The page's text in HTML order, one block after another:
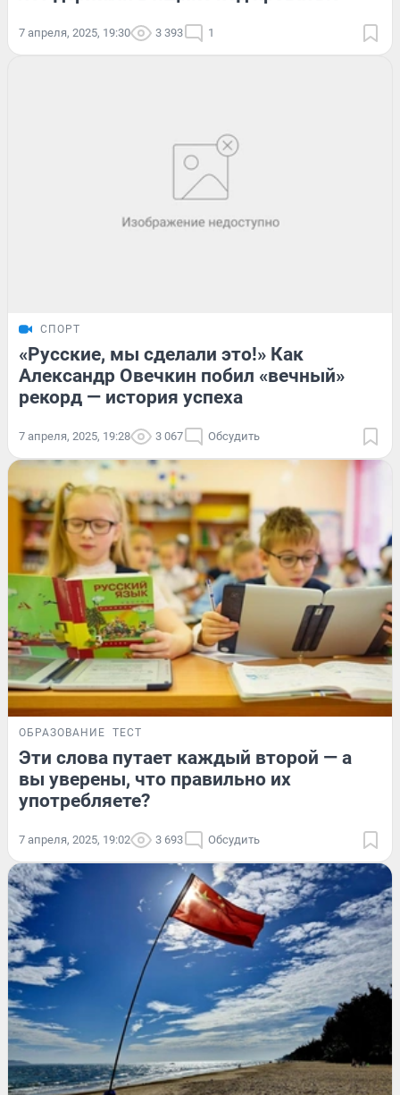
7 апреля, 2025, 19:30 3 393 1
СПОРТ
«Русские, мы сделали это!» Как
Александр Овечкин побил «вечный»
рекорд — история успеха
7 апреля, 2025, 19:28 3 067 Обсудить
ОБРАЗОВАНИЕ ТЕСТ
Эти слова путает каждый второй — а
вы уверены, что правильно их
употребляете?
7 апреля, 2025, 19:02 3 693 Обсудить